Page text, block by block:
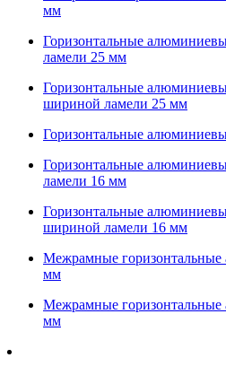
мм
Горизонтальные
ламели 25 мм
Горизонтальные
шириной ламели 25 мм
Горизонтальные
Горизонтальные
ламели 16 мм
Горизонтальные
шириной ламели 16 мм
Межрамные
мм
Межрамные
мм